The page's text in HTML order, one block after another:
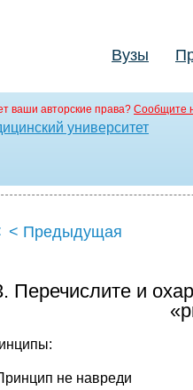
Вузы
ваши авторские права? Сообщите
университет
< Предыдущая
Перечислите и
не навреди